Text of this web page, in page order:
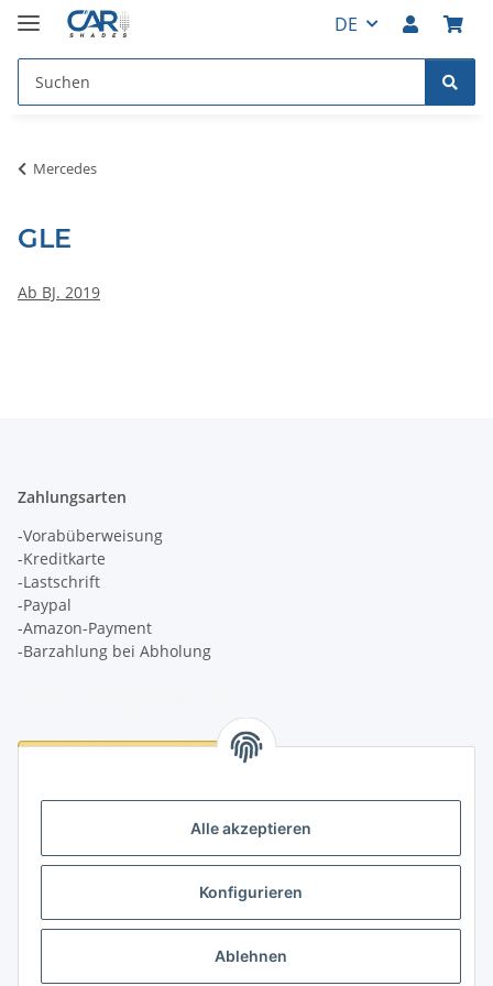
Alle akzeptieren
Konfigurieren
Ablehnen
DE
Mercedes
GLE
Ab BJ. 2019
Zahlungsarten
-Vorabüberweisung
-Kreditkarte
-Lastschrift
-Paypal
-Amazon-Payment
-Barzahlung bei Abholung
Logistikpartner
Informationen